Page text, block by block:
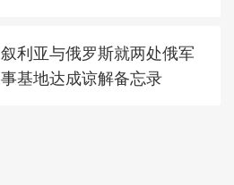
叙利亚与俄罗斯就两处俄军
事基地达成谅解备忘录